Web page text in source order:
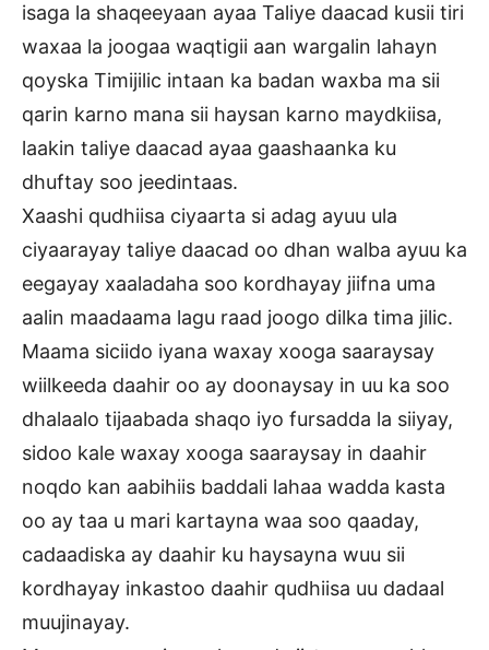
isaga la shaqeeyaan ayaa Taliye daacad kusii tiri
waxaa la joogaa waqtigii aan wargalin lahayn
qoyska Timijilic intaan ka badan waxba ma sii
qarin karno mana sii haysan karno maydkiisa,
laakin taliye daacad ayaa gaashaanka ku
dhuftay soo jeedintaas.
Xaashi qudhiisa ciyaarta si adag ayuu ula
ciyaarayay taliye daacad oo dhan walba ayuu ka
eegayay xaaladaha soo kordhayay jiifna uma
aalin maadaama lagu raad joogo dilka tima jilic.
Maama siciido iyana waxay xooga saaraysay
wiilkeeda daahir oo ay doonaysay in uu ka soo
dhalaalo tijaabada shaqo iyo fursadda la siiyay,
sidoo kale waxay xooga saaraysay in daahir
noqdo kan aabihiis baddali lahaa wadda kasta
oo ay taa u mari kartayna waa soo qaaday,
cadaadiska ay daahir ku haysayna wuu sii
kordhayay inkastoo daahir qudhiisa uu dadaal
muujinayay.